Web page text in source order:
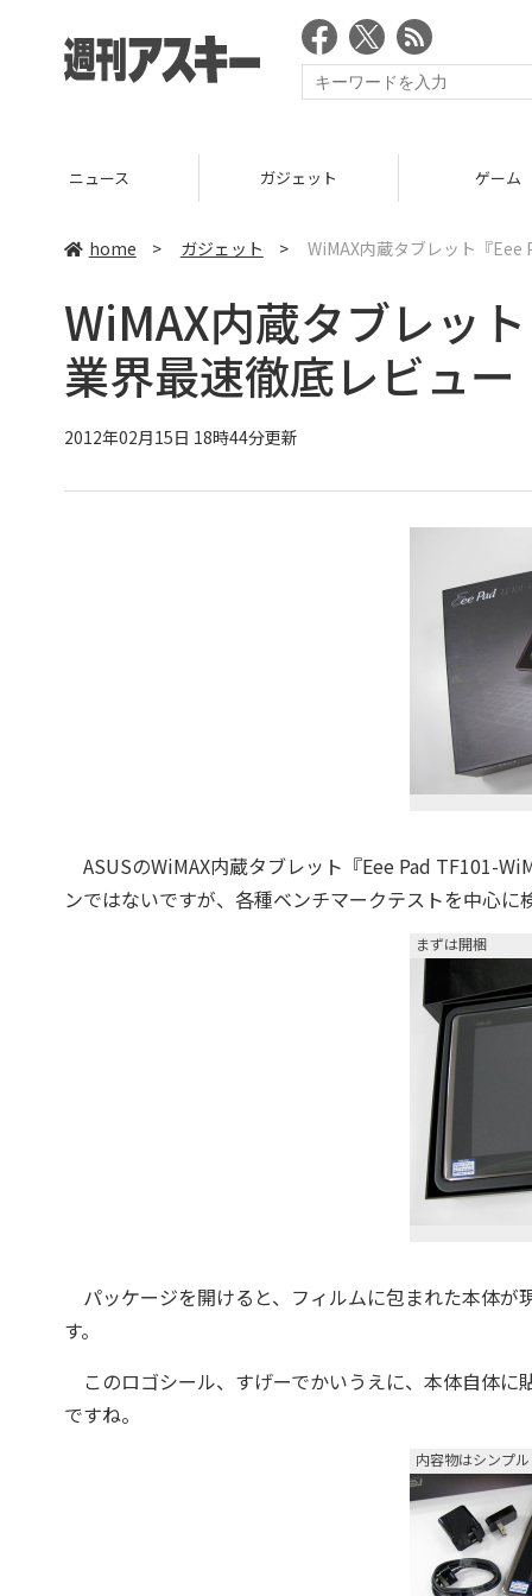
ニュース ガジェット ゲーム
home > ガジェット > WiMAX内蔵タブレット『
WiMAX内蔵タブレッ
業界最速徹底レビュー
2012年02月15日 18時44分更新
ASUSのWiMAX内蔵タブレット『Eee Pad TF101-
ンではないですが、各種ベンチマークテストを中心に
まずは開梱
パッケージを開けると、フィルムに包まれた本体が
す。
このロゴシール、すげーでかいうえに、本体自体に
ですね。
内容物はシンプル